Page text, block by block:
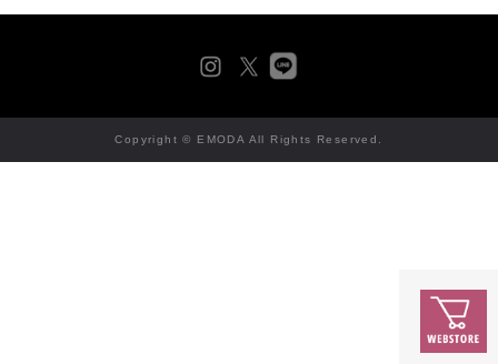
Copyright © EMODA All Rights Reserved.